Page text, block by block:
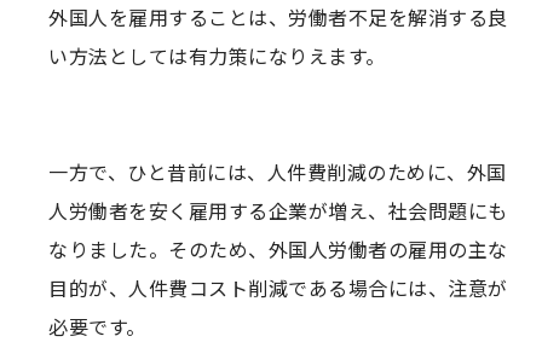
外国人を雇用することは、労働者不足を解消する良
い方法としては有力策になりえます。
一方で、ひと昔前には、人件費削減のために、外国
人労働者を安く雇用する企業が増え、社会問題にも
なりました。そのため、外国人労働者の雇用の主な
目的が、人件費コスト削減である場合には、注意が
必要です。